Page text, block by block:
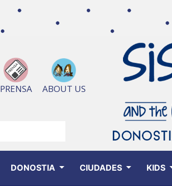
PRENSA ABOUT US
DONOSTIA CIUDADES KIDS